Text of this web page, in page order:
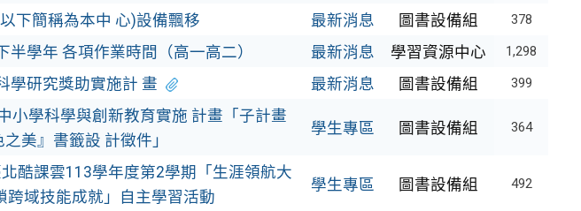
下簡稱為本中 心)設備飄移 最新消息 圖書設備組 378
半學年 各項作業時間（高一高二） 最新消息 學習資源中心 1,298
學研究獎助實施計 畫 最新消息 圖書設備組 399
小學科學與創新教育實施 計畫「子計畫
美』書籤設 計徵件」
學生專區 圖書設備組 364
酷課雲113學年度第2學期「生涯領航大
跨域技能成就」自主學習活動
學生專區 圖書設備組 492